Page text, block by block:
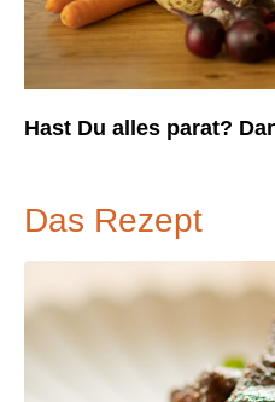
Hast Du alles parat?
Das Rezept